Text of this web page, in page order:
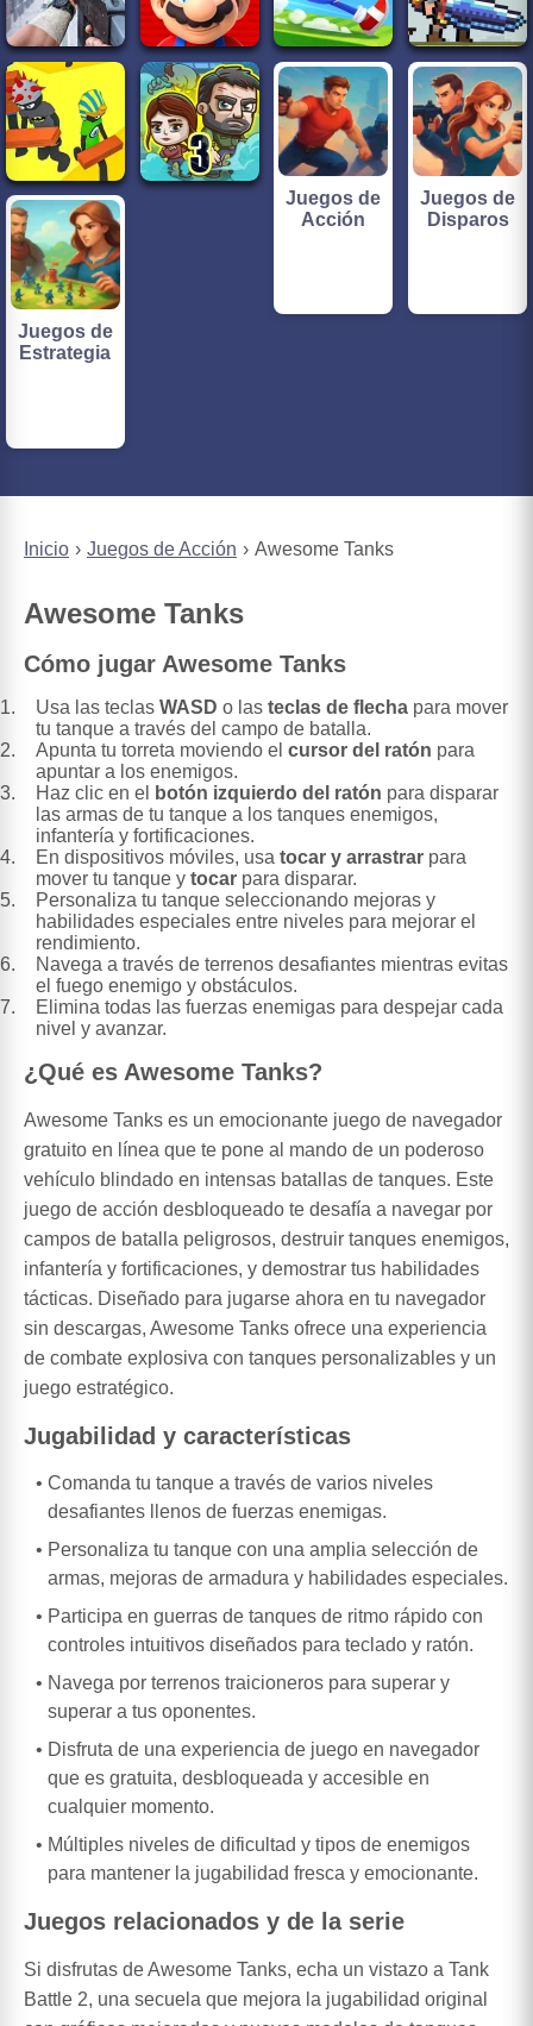
Inicio Juegos de Acción Awesome Tanks
Awesome Tanks
Cómo jugar Awesome Tanks
Usa las teclas WASD o las teclas de flecha para mover
tu tanque a través del campo de batalla.
Apunta tu torreta moviendo el cursor del ratón para
apuntar a los enemigos.
Haz clic en el
botón izquierdo del ratón para disparar
las armas de tu tanque a los tanques enemigos,
infantería y fortificaciones.
En dispositivos móviles, usa tocar y arrastrar para
mover tu tanque y tocar para disparar.
Personaliza tu tanque seleccionando mejoras y
habilidades especiales entre niveles para mejorar el
rendimiento.
Navega a través de terrenos desafiantes mientras evitas
el fuego enemigo y obstáculos.
Elimina todas las fuerzas enemigas para despejar cada
nivel y avanzar.
¿Qué es Awesome Tanks?
Awesome Tanks es un emocionante juego de navegador
gratuito en línea que te pone al mando de un poderoso
vehículo blindado en intensas batallas de tanques. Este
juego de acción desbloqueado te desafía a navegar por
campos de batalla peligrosos, destruir tanques enemigos,
infantería y fortificaciones, y demostrar tus habilidades
tácticas. Diseñado para jugarse ahora en tu navegador
sin descargas, Awesome Tanks ofrece una experiencia
de combate explosiva con tanques personalizables y un
juego estratégico.
Jugabilidad y características
Comanda tu tanque a través de varios niveles
desafiantes llenos de fuerzas enemigas.
Personaliza tu tanque con una amplia selección de
armas, mejoras de armadura y habilidades especiales.
Participa en guerras de tanques de ritmo rápido con
controles intuitivos diseñados para teclado y ratón.
Navega por terrenos traicioneros para superar y
superar a tus oponentes.
Disfruta de una experiencia de juego en navegador
que es gratuita, desbloqueada y accesible en
cualquier momento.
Múltiples niveles de dificultad y tipos de enemigos
para mantener la jugabilidad fresca y emocionante.
Juegos relacionados y de la serie
Si disfrutas de Awesome Tanks, echa un vistazo a Tank
Battle 2, una secuela que mejora la jugabilidad original
Juegos de
Acción
Juegos de
Disparos
Juegos de
Estrategia